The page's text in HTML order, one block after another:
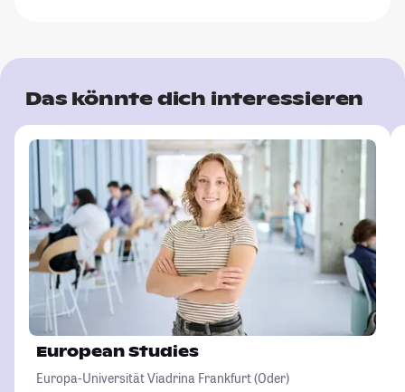
Das könnte dich interessieren
European Studies
Europa-Universität Viadrina Frankfurt (Oder)